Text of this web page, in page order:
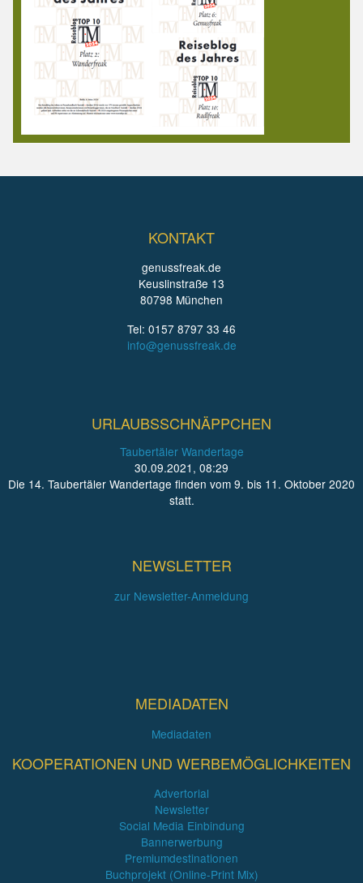
KONTAKT
genussfreak.de
Keuslinstraße 13
80798 München
Tel: 0157 8797 33 46
info@genussfreak.de
URLAUBSSCHNÄPPCHEN
Taubertäler Wandertage
30.09.2021, 08:29
Die 14. Taubertäler Wandertage finden vom 9. bis 11. Oktober 2020
statt.
NEWSLETTER
zur Newsletter-Anmeldung
MEDIADATEN
Mediadaten
KOOPERATIONEN UND WERBEMÖGLICHKEITEN
Advertorial
Newsletter
Social Media Einbindung
Bannerwerbung
Premiumdestinationen
Buchprojekt (Online-Print Mix)